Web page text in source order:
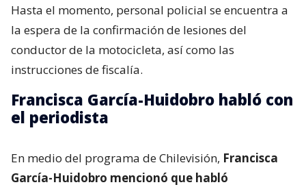
Hasta el momento, personal policial se encuentra a
la espera de la confirmación de lesiones del
conductor de la motocicleta, así como las
instrucciones de fiscalía.
Francisca García-Huidobro habló con
el periodista
En medio del programa de Chilevisión, Francisca
García-Huidobro mencionó que habló